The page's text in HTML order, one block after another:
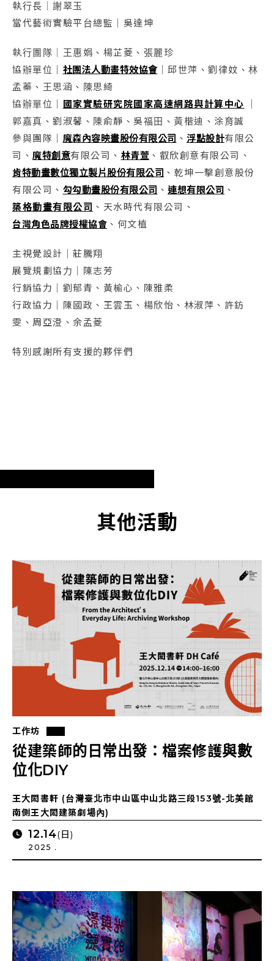
執行長｜謝翠玉
當代藝術實驗平台總監｜吳達坤
執行團隊｜王惠娟、楊芷菱、張麗珍
協辦單位｜ 社團法人動畫特效協會｜邱世萍、劉律妏、林
孟蓁、王思涵、陳思綺
協辦單位｜ 國家實驗研究院國家高速網路與計算中心
郭嘉真、劉淑馨、陳俞靜、吳福田、黃楷迪、涂育誠
參與團隊｜ 魔森內容映畫股份有限公司 、 浮點設計有限公
司、 魔特創意有限公司、 林青萱 、叡欣創意有限公司、
肯特動畫數位獨立製片股份有限公司 、乾坤一擊創意股份
有限公司、 勾勾動畫股份有限公司 、 連想有限公司 、
築格動畫有限公司 、天水時代有限公司、
台灣角色品牌授權協會 、何文植
主視覺設計｜莊騰翔
展覽規劃協力｜陳志芳
行銷協力｜劉郁青、黃榆心、陳雅柔
行政協力｜陳國政、王雲玉、楊欣怡、林淑萍、許鈁
雯、周亞澄、余孟菱
特別感謝所有支援的夥伴們
其他活動
工作坊
從建築師的日常出發：檔案修護與數
位化DIY
王大閎書軒 (台灣臺北市中山區中山北路三段153號-北美館
南側王大閎建築劇場內)
12.14(日)
2025 .